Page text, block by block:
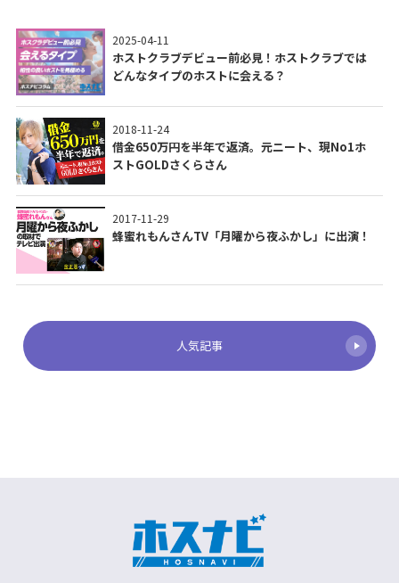
2025-04-11
ホストクラブデビュー前必見！ホストクラブでは
どんなタイプのホストに会える？
2018-11-24
借金650万円を半年で返済。元ニート、現No1ホ
ストGOLDさくらさん
2017-11-29
蜂蜜れもんさんTV「月曜から夜ふかし」に出演！
人気記事